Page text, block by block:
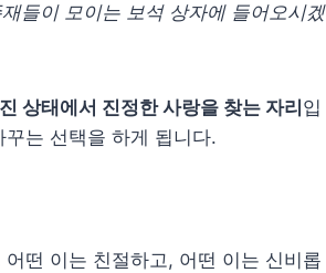
들이 모이는 보석 상자에 들어오시겠
상태에서 진정한 사랑을 찾는 자리 입
는 선택을 하게 됩니다.
떤 이는 친절하고, 어떤 이는 신비롭